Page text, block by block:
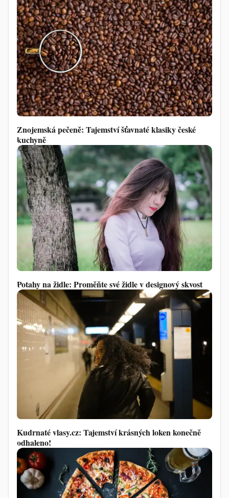
Znojemská pečeně: Tajemství šťavnaté klasiky české
kuchyně
Potahy na židle: Proměňte své židle v designový skvost
Kudrnaté vlasy.cz: Tajemství krásných loken konečně
odhaleno!